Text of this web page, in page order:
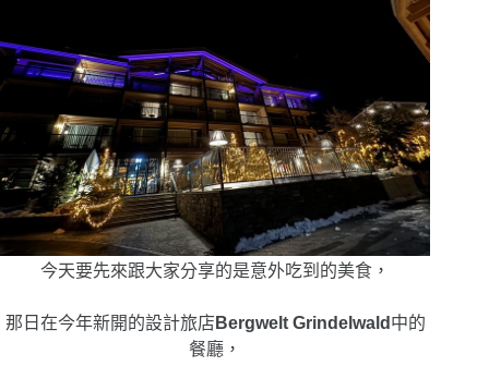
今天要先來跟大家分享的是意外吃到的美食，
那日在今年新開的設計旅店 Bergwelt Grindelwald 中的
餐廳，